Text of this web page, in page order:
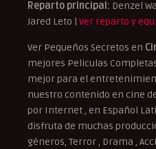
Reparto principal: Denzel
Jared Leto | Ver reparto y
Ver Pequeños Secretos en
mejores Peliculas
mejor para el
nuestro contenido en cine
por Internet , en Español
disfruta de muchas
géneros, Terror , Drama ,